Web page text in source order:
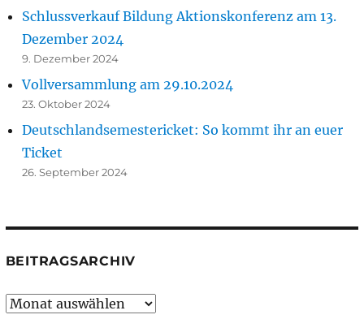
Schlussverkauf Bildung Aktionskonferenz am 13.
Dezember 2024
9. Dezember 2024
Vollversammlung am 29.10.2024
23. Oktober 2024
Deutschlandsemestericket: So kommt ihr an euer
Ticket
26. September 2024
BEITRAGSARCHIV
Beitragsarchiv